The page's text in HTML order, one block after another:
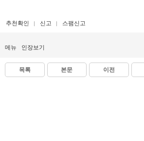
추천확인 신고 스팸신고
메뉴 인장보기
목록 본문 이전